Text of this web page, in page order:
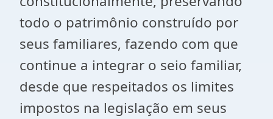
todo o patrimônio construído por
seus familiares, fazendo com que
continue a integrar o seio familiar,
desde que respeitados os limites
impostos na legislação em seus